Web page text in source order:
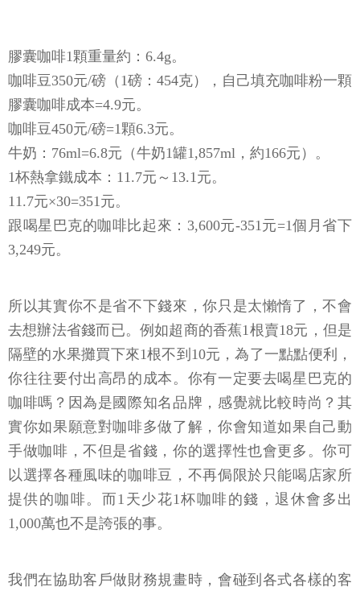
膠囊咖啡1顆重量約：6.4g。
咖啡豆350元/磅（1磅：454克），自己填充咖啡粉一顆
膠囊咖啡成本=4.9元。
咖啡豆450元/磅=1顆6.3元。
牛奶：76ml=6.8元（牛奶1罐1,857ml，約166元）。
1杯熱拿鐵成本：11.7元～13.1元。
11.7元×30=351元。
跟喝星巴克的咖啡比起來：3,600元-351元=1個月省下
3,249元。
所以其實你不是省不下錢來，你只是太懶惰了，不會
去想辦法省錢而已。例如超商的香蕉1根賣18元，但是
隔壁的水果攤買下來1根不到10元，為了一點點便利，
你往往要付出高昂的成本。你有一定要去喝星巴克的
咖啡嗎？因為是國際知名品牌，感覺就比較時尚？其
實你如果願意對咖啡多做了解，你會知道如果自己動
手做咖啡，不但是省錢，你的選擇性也會更多。你可
以選擇各種風味的咖啡豆，不再侷限於只能喝店家所
提供的咖啡。而1天少花1杯咖啡的錢，退休會多出
1,000萬也不是誇張的事。
我們在協助客戶做財務規畫時，會碰到各式各樣的客